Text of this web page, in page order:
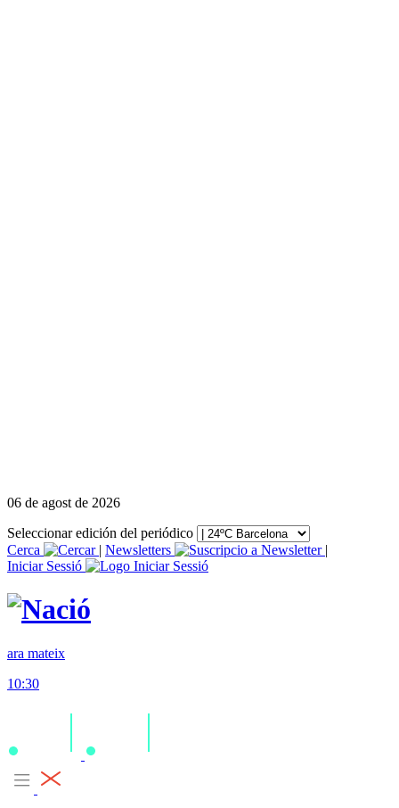
06 de agost de 2026
Seleccionar edición del periódico
Cerca
| Newsletters
|
Iniciar Sessió
ara mateix
10:30